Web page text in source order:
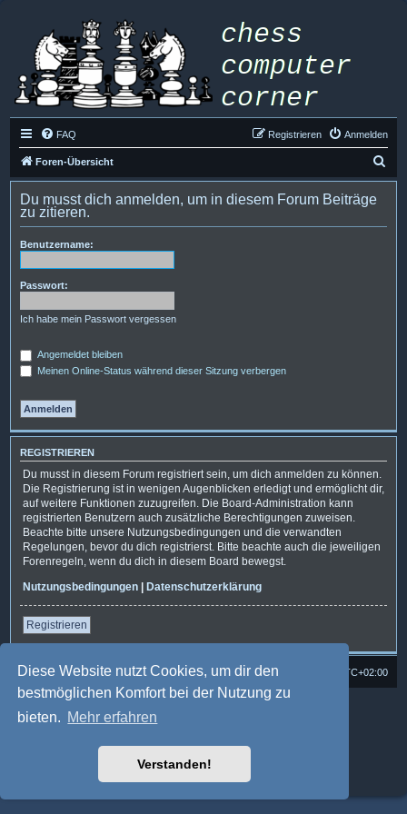
Diese Website nutzt Cookies, um dir den
bestmöglichen Komfort bei der Nutzung zu
bieten. Mehr erfahren
Verstanden!
FAQ Anmelden
Registrieren
Foren-Übersicht
u
Du musst dich anmelden, um in diesem Forum Beiträge
zu zitieren.
Benutzername:
Passwort:
Ich habe mein Passwort vergessen
Angemeldet bleiben
Meinen Online-Status während dieser Sitzung verbergen
REGISTRIEREN
Du musst in diesem Forum registriert sein, um dich anmelden zu können.
Die Registrierung ist in wenigen Augenblicken erledigt und ermöglicht dir,
auf weitere Funktionen zuzugreifen. Die Board-Administration kann
registrierten Benutzern auch zusätzliche Berechtigungen zuweisen.
Beachte bitte unsere Nutzungsbedingungen und die verwandten
Regelungen, bevor du dich registrierst. Bitte beachte auch die jeweiligen
Forenregeln, wenn du dich in diesem Board bewegst.
Nutzungsbedingungen | Datenschutzerklärung
Registrieren
Foren-Übersicht Alle Zeiten sind UTC+02:00
Alle Cookies löschen
Deutsche Übersetzung durch
phpBB Two Factor Authentication ©
Datenschutz|Nutzungsbedingungen